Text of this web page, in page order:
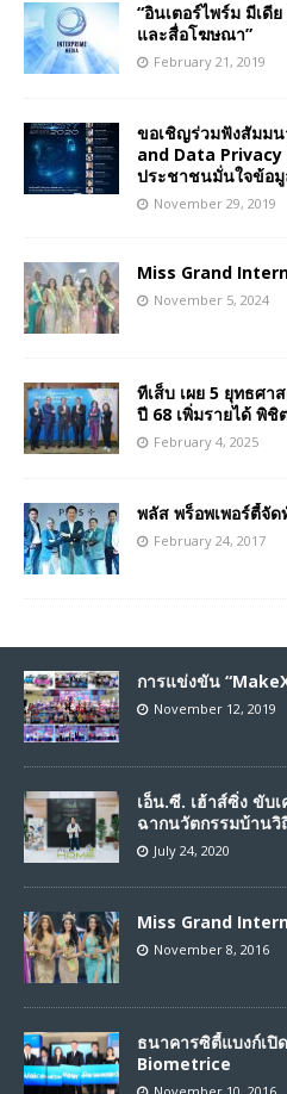
“อินเตอร์ไพร์ม มีเดี
และสื่อโฆษณา”
February 21, 2019
ขอเชิญร่วมฟังสัมม
and Data Privacy
ประชาชนมั่นใจข้อมู
November 29, 2019
Miss Grand
November 5, 2024
ทีเส็บ เผย 5 ยุทธศ
ปี 68 เพิ่มรายได้ พิชิ
February 4, 2025
พลัส พร็อพเพอร์ตี้จั
February 24, 2017
การแข่งขัน
November 12, 2019
เอ็น.ซี. เฮ้าส์ซิ่ง ขับ
ฉากนวัตกรรมบ้าน
July 24, 2020
Miss Grand
November 8, 2016
ธนาคารซิตี้แบงก์เปิ
Biometrice